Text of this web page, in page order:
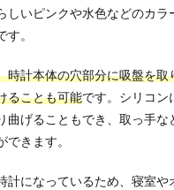
しいピンクや水色などのカラ
。
時計本体の穴部分に吸盤を取
ることも可能です。シリコン
曲げることもでき、取っ手な
きます。
計になっているため、寝室や